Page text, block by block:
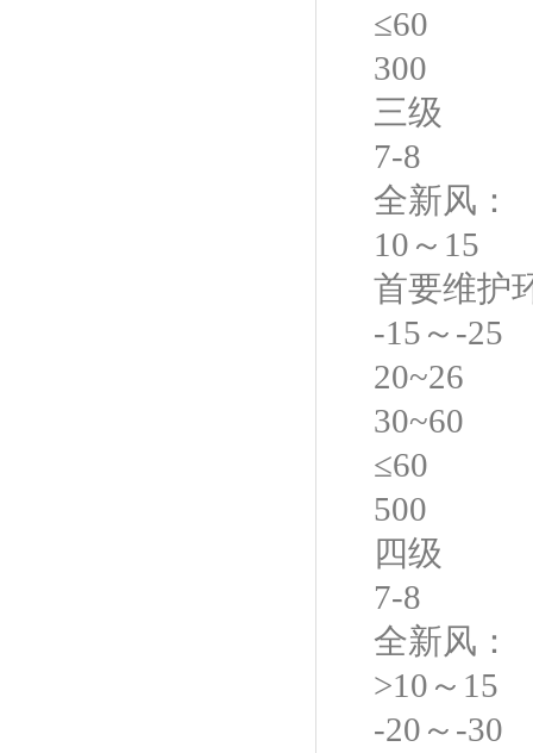
≤60
300
三级
7-8
全新风：
10～15
首要维护
-15～-25
20~26
30~60
≤60
500
四级
7-8
全新风：
>10～15
-20～-30